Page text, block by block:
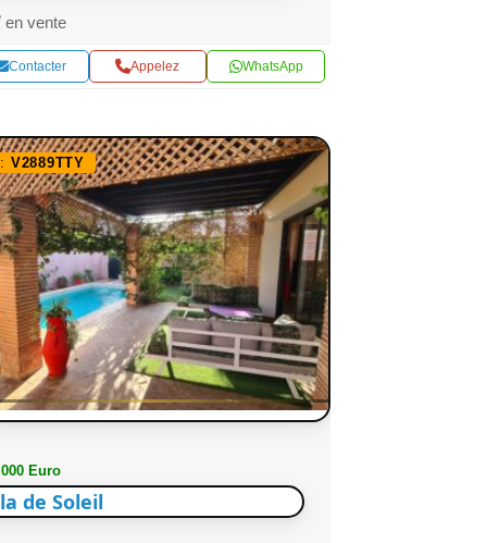
en vente
Contacter Appelez WhatsApp
V2889TTY
Euro
de Soleil